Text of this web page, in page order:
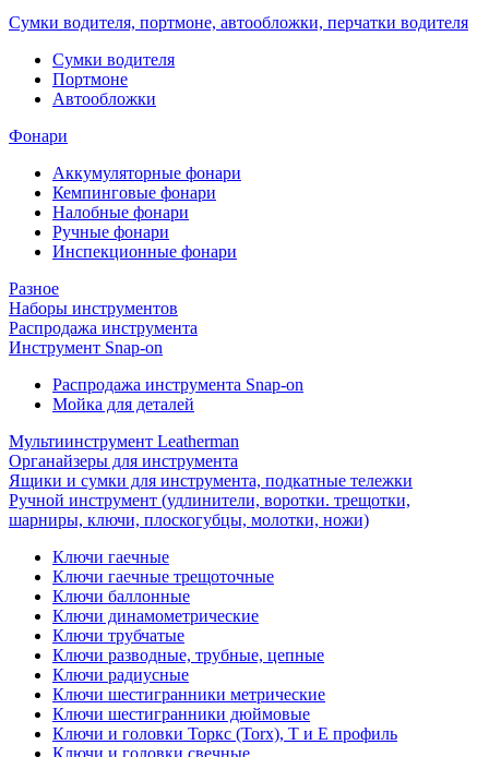
Сумки водителя, портмоне, автообложки, перчатки водителя
Cумки водителя
Портмоне
Автообложки
Фонари
Аккумуляторные фонари
Кемпинговые фонари
Налобные фонари
Ручные фонари
Инспекционные фонари
Разное
Наборы инструментов
Распродажа инструмента
Инструмент Snap-on
Распродажа инструмента Snap-on
Мойка для деталей
Мультиинструмент Leatherman
Органайзеры для инструмента
Ящики и сумки для инструмента, подкатные тележки
Ручной инструмент (удлинители, воротки. трещотки,
шарниры, ключи, плоскогубцы, молотки, ножи)
Ключи гаечные
Ключи гаечные трещоточные
Ключи баллонные
Ключи динамометрические
Ключи трубчатые
Ключи разводные, трубные, цепные
Ключи радиусные
Ключи шестигранники метрические
Ключи шестигранники дюймовые
Ключи и головки Торкс (Torx), Т и Е профиль